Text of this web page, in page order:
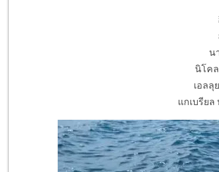
น
นิโค
เอลลุ
แกเบรีย